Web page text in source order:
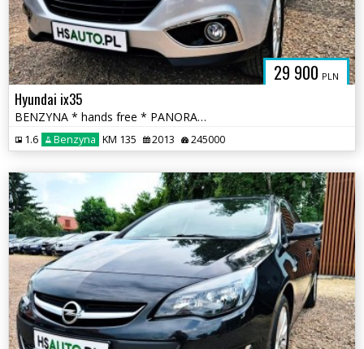
29 900 PLN
Hyundai ix35
BENZYNA * hands free * PANORAMA * super * OKAZJA * polecamy
1.6 Benzyna KM 135 2013 245000